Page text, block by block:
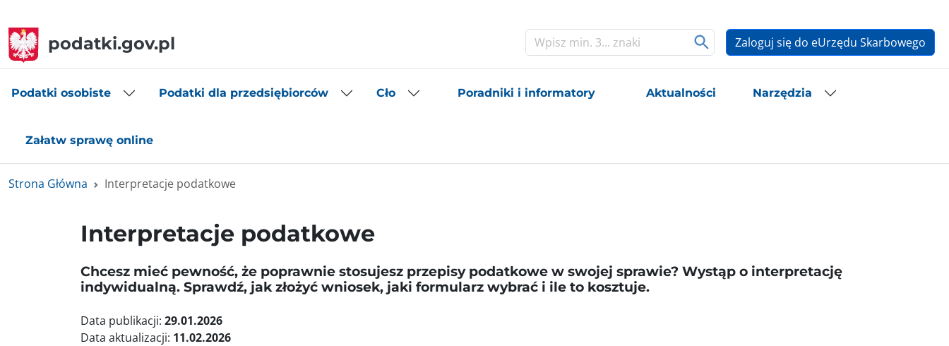
podatki.gov.pl Zaloguj się do eUrzędu Skarbowego
Podatki osobiste Podatki dla przedsiębiorców Cło Poradniki i informatory Aktualności Narzędzia
Załatw sprawę online
Strona Główna Interpretacje podatkowe
Interpretacje podatkowe
Chcesz mieć pewność, że poprawnie stosujesz przepisy podatkowe w swojej sprawie? Wystąp o interpretację
indywidualną. Sprawdź, jak złożyć wniosek, jaki formularz wybrać i ile to kosztuje.
Data publikacji: 29.01.2026
Data aktualizacji: 11.02.2026